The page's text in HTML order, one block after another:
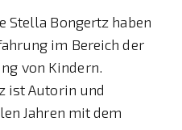
Stella Bongertz haben
im Bereich der
von Kindern.
ist Autorin und
Jahren mit dem